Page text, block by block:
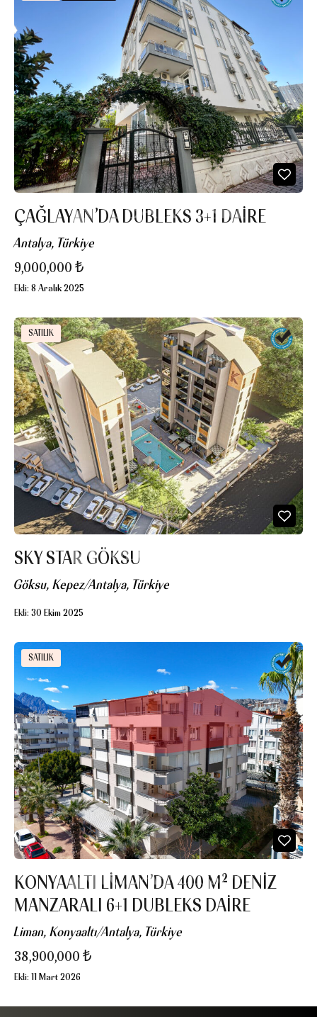
ÇAĞLAYAN’DA DUBLEKS 3+1 DAIRE
Antalya, Türkiye
9,000,000 ₺
Ekli: 8 Aralık 2025
SATILIK
SKY STAR GÖKSU
Göksu, Kepez/Antalya, Türkiye
Ekli: 30 Ekim 2025
SATILIK
KONYAALTI LIMAN’DA 400 M² DENIZ
MANZARALI 6+1 DUBLEKS DAIRE
Liman, Konyaaltı/Antalya, Türkiye
38,900,000 ₺
Ekli: 11 Mart 2026